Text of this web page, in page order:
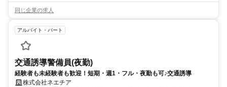
同じ企業の求人
アルバイト・パート
交通誘導警備員(夜勤)
経験者も未経験者も歓迎！短期・週1・フル・夜勤も可♪交通誘導
株式会社ネエチア